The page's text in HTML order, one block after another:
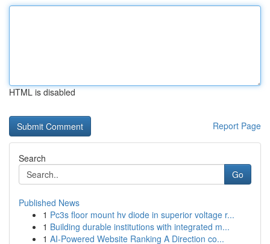
HTML is disabled
Report Page
Search
Go
Published News
1 Pc3s floor mount hv diode in superior voltage r...
1 Building durable institutions with integrated m...
1 AI-Powered Website Ranking A Direction co...